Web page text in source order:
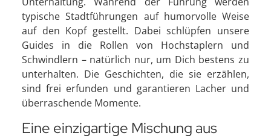
typische Stadtführungen auf humorvolle Weise
auf den Kopf gestellt. Dabei schlüpfen unsere
Guides in die Rollen von Hochstaplern und
Schwindlern – natürlich nur, um Dich bestens zu
unterhalten. Die Geschichten, die sie erzählen,
sind frei erfunden und garantieren Lacher und
überraschende Momente.
Eine einzigartige Mischung aus